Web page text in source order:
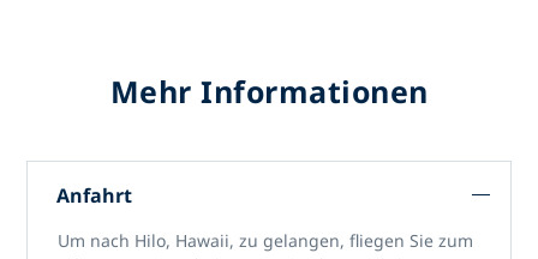
Mehr Informationen
Anfahrt
Um nach Hilo, Hawaii, zu gelangen, fliegen Sie zum